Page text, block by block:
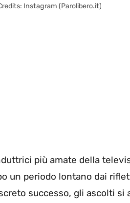
Instagram (Parolibero.it)
più amate della
un periodo lontano dai
successo, gli ascolti si